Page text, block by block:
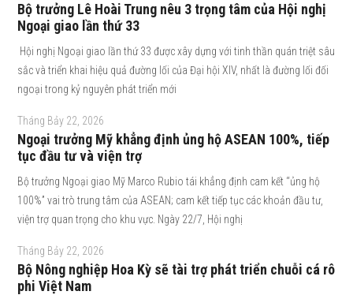
Bộ trưởng Lê Hoài Trung nêu 3 trọng tâm của Hội nghị
Ngoại giao lần thứ 33
Hội nghị Ngoại giao lần thứ 33 được xây dựng với tinh thần quán triệt sâu
sắc và triển khai hiệu quả đường lối của Đại hội XIV, nhất là đường lối đối
ngoại trong kỷ nguyên phát triển mới
Tháng Bảy 22, 2026
Ngoại trưởng Mỹ khẳng định ủng hộ ASEAN 100%, tiếp
tục đầu tư và viện trợ
Bộ trưởng Ngoại giao Mỹ Marco Rubio tái khẳng định cam kết “ủng hộ
100%” vai trò trung tâm của ASEAN; cam kết tiếp tục các khoản đầu tư,
viện trợ quan trọng cho khu vực. Ngày 22/7, Hội nghị
Tháng Bảy 22, 2026
Bộ Nông nghiệp Hoa Kỳ sẽ tài trợ phát triển chuỗi cá rô
phi Việt Nam